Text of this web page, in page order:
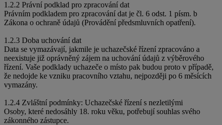
1.2.2 Právní podklad pro zpracování dat
Právním podkladem pro zpracování dat je čl. 6 odst. 1 písm. b
Zákona o ochraně údajů (Provádění předsmluvních opatření).
1.2.3 Doba uchování dat
Data se vymazávají, jakmile je uchazečské řízení zpracováno a
neexistuje již oprávněný zájem na uchování údajů z výběrového
řízení. Vaše podklady uchazeče o místo pak budou proto v případě,
že nedojde ke vzniku pracovního vztahu, nejpozději po 6 měsících
vymazány.
1.2.4 Zvláštní podmínky: Uchazečské řízení s nezletilými
Osoby, které nedosáhly 18. roku věku, potřebují souhlas svého
zákonného zástupce.